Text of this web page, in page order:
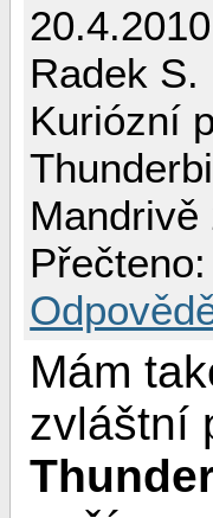
Radek S.
Kuriózní
Mandrivě
Mám
zvláštní